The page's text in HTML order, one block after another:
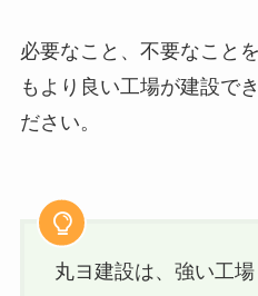
必要なこと、不要なこと
もより良い工場が建設で
ださい。
丸ヨ建設は、強い工